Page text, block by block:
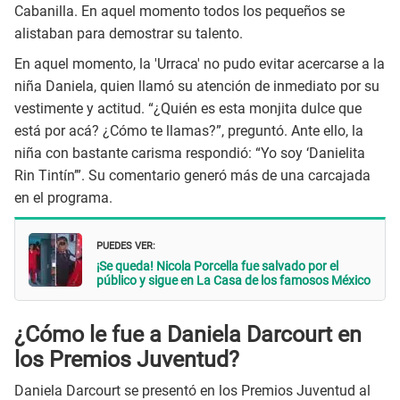
Cabanilla. En aquel momento todos los pequeños se
alistaban para demostrar su talento.
En aquel momento, la 'Urraca' no pudo evitar acercarse a la
niña Daniela, quien llamó su atención de inmediato por su
vestimente y actitud. “¿Quién es esta monjita dulce que
está por acá? ¿Cómo te llamas?”, preguntó. Ante ello, la
niña con bastante carisma respondió: “Yo soy ‘Danielita
Rin Tintín’”. Su comentario generó más de una carcajada
en el programa.
PUEDES VER:
¡Se queda! Nicola Porcella fue salvado por el
público y sigue en La Casa de los famosos México
¿Cómo le fue a Daniela Darcourt en
los Premios Juventud?
Daniela Darcourt se presentó en los Premios Juventud al